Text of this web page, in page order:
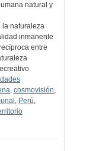
natural y
la naturaleza
inmanente
entre
, cosmovisión,
, Perú,